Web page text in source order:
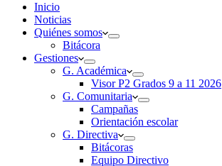
Inicio
Noticias
Quiénes somos
Bitácora
Gestiones
G. Académica
Visor P2 Grados 9 a 11 2026
G. Comunitaria
Campañas
Orientación escolar
G. Directiva
Bitácoras
Equipo Directivo